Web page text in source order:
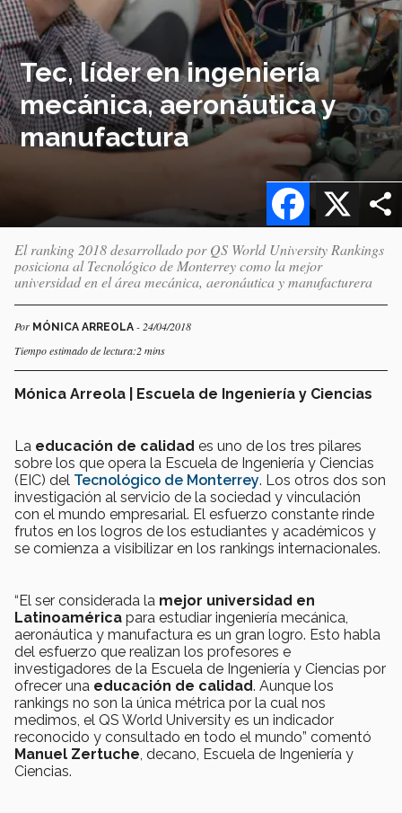
Tec, líder en ingeniería
mecánica, aeronáutica y
manufactura
X
Facebook
El ranking 2018 desarrollado por QS World University Rankings
posiciona al Tecnológico de Monterrey como la mejor
universidad en el área mecánica, aeronáutica y manufacturera
Por MÓNICA ARREOLA - 24/04/2018
Tiempo estimado de lectura:2 mins
Mónica Arreola | Escuela de Ingeniería y Ciencias
La educación de calidad es uno de los tres pilares
sobre los que opera la Escuela de Ingeniería y Ciencias
(EIC) del Tecnológico de Monterrey. Los otros dos son
investigación al servicio de la sociedad y vinculación
con el mundo empresarial. El esfuerzo constante rinde
frutos en los logros de los estudiantes y académicos y
se comienza a visibilizar en los rankings internacionales.
“El ser considerada la mejor universidad en
Latinoamérica para estudiar ingeniería mecánica,
aeronáutica y manufactura es un gran logro. Esto habla
del esfuerzo que realizan los profesores e
investigadores de la Escuela de Ingeniería y Ciencias por
ofrecer una educación de calidad. Aunque los
rankings no son la única métrica por la cual nos
medimos, el QS World University es un indicador
reconocido y consultado en todo el mundo” comentó
Manuel Zertuche , decano, Escuela de Ingeniería y
Ciencias.